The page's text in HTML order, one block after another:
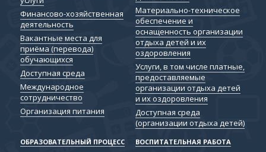
Финансово-хозяйственная
деятельность
Вакантные места для
приёма (перевода)
обучающихся
Доступная среда
Международное
сотрудничество
Организация питания
Материально-техническое
обеспечение и
оснащенность организации
отдыха детей и их
оздоровления
Услуги, в том числе платные,
предоставляемые
организации отдыха детей
и их оздоровления
Доступная среда
(организации отдыха детей)
ОБРАЗОВАТЕЛЬНЫЙ ПРОЦЕСС ВОСПИТАТЕЛЬНАЯ РАБОТА